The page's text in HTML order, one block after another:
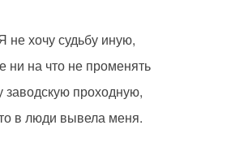
не хочу судьбу иную,
ни на что не променять
заводскую проходную,
в люди вывела меня.